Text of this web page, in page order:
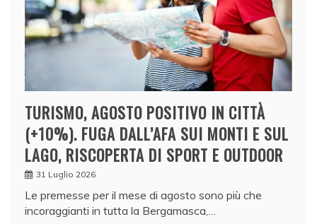
TURISMO, AGOSTO POSITIVO IN CITTÀ
(+10%). FUGA DALL’AFA SUI MONTI E SUL
LAGO, RISCOPERTA DI SPORT E OUTDOOR
31 Luglio 2026
Le premesse per il mese di agosto sono più che
incoraggianti in tutta la Bergamasca,…